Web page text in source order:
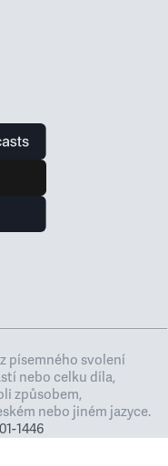
písemného svolení
nebo celku díla,
způsobem,
nebo jiném jazyce.
1446